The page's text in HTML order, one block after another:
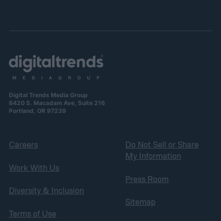
Digital Trends Media Group
6420 S. Macadam Ave, Suite 216
Portland, OR 97239
Careers
Work With Us
Diversity & Inclusion
Terms of Use
Do Not Sell or Share
My Information
Press Room
Sitemap